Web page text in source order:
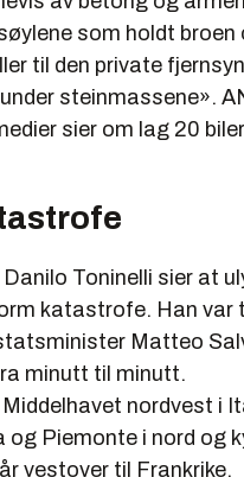
som holdt broen
til den private
steinmassene».
sier om lag 20
Toninelli sier at
katastrofe. Han
Matteo
minutt til minutt.
nordvest i
og Piemonte i nord og
vestover til Frankrike.